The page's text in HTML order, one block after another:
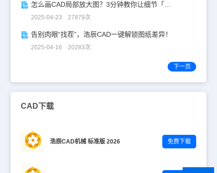
怎么画CAD局部放大图？3分钟教你让细节「说话」！
2025-04-23 27879次
告别肉眼“找茬”，浩辰CAD一键解锁图纸差异！
2025-04-16 20283次
下一页
CAD下载
浩辰CAD机械 标准版 2026 免费下载